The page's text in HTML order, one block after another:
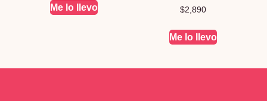
Me lo llevo $2,890
Me lo llevo